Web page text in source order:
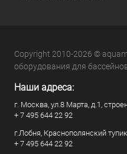
Copyright 2010-2026 ©
оборудования для
Наши адреса:
г. Москва, ул.8 Марта, д.1,
+ 7 495 644 22 92
г.Лобня, Краснополянский
+ 7 495 644 22 92